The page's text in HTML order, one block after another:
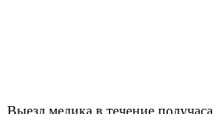
Выезд медика в течение получаса